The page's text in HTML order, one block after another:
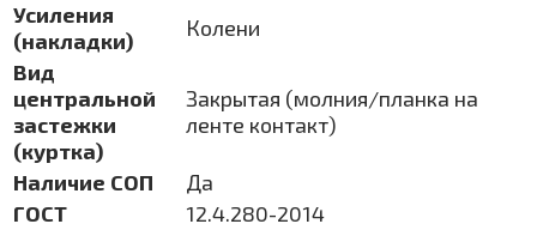
Усиления
(накладки)
Колени
Вид
центральной
застежки
(куртка)
Закрытая (молния/планка на
ленте контакт)
Наличие СОП
Да
ГОСТ
12.4.280-2014